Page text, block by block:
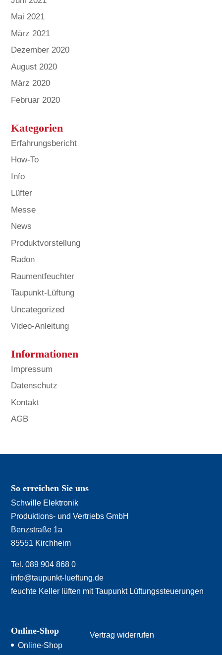
Mai 2021
März 2021
Dezember 2020
August 2020
März 2020
Februar 2020
Kategorien
Erfahrungsbericht
How-To
Info
Lüfter
Messe
News
Produktvorstellung
Radon
Raumentfeuchter
Taupunkt-Lüftung
Uncategorized
Video-Anleitung
Informationen
Impressum
Datenschutz
Kontakt
AGB
So erreichen Sie uns
Schwille Elektronik
Produktions- und Vertriebs GmbH
Benzstraße 1a
85551 Kirchheim
Tel. 089 904 868 0
info@taupunkt-lueftung.de
feuchte Keller lüften mit Taupunkt Lüftungssteuerungen
Online-Shop
Online-Shop
Vertrag widerrufen